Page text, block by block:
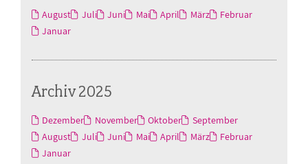
August Juli Juni Mai April März
Februar
Januar
Archiv 2025
Dezember November Oktober
September
August
Juli Juni Mai April März
Februar
Januar